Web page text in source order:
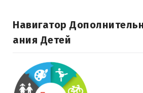
Навигатор
Ания Детей